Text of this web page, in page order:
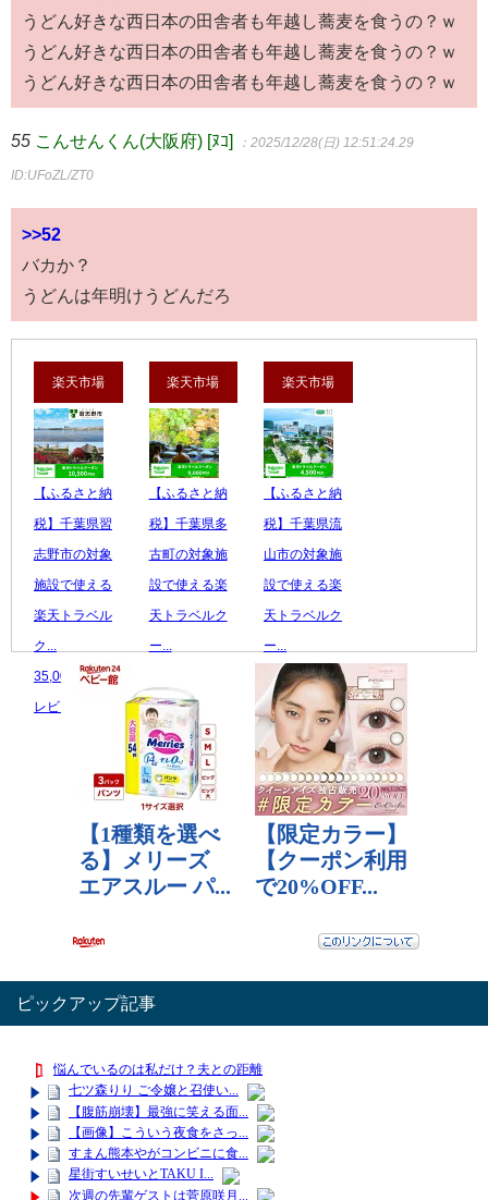
うどん好きな西日本の田舎者も年越し蕎麦を食うの？ｗ
うどん好きな西日本の田舎者も年越し蕎麦を食うの？ｗ
うどん好きな西日本の田舎者も年越し蕎麦を食うの？ｗ
55 こんせんくん(大阪府) [ﾇｺ] ：2025/12/28(日) 12:51:24.29
ID:UFoZL/ZT0
>>52
バカか？
うどんは年明けうどんだろ
楽天市場
【ふるさと納
税】千葉県習
志野市の対象
施設で使える
楽天トラベル
ク...
35,000 円
レビュー数：0
楽天市場
【ふるさと納
税】千葉県多
古町の対象施
設で使える楽
天トラベルク
ー...
レビュー数：0
楽天市場
【ふるさと納
税】千葉県流
山市の対象施
設で使える楽
天トラベルク
ー...
15,000 円
レビュー数：0
ピックアップ記事